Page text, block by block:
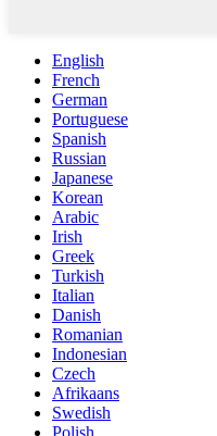
English
French
German
Portuguese
Spanish
Russian
Japanese
Korean
Arabic
Irish
Greek
Turkish
Italian
Danish
Romanian
Indonesian
Czech
Afrikaans
Swedish
Polish